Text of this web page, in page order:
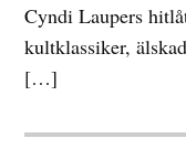
Cyndi Laupers
kultklassiker,
[…]